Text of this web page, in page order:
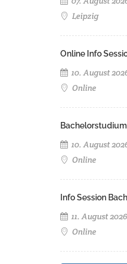
Leipzig
Online Info
10. August
Online
10. August
Online
Info Session
11. August 2026
Online